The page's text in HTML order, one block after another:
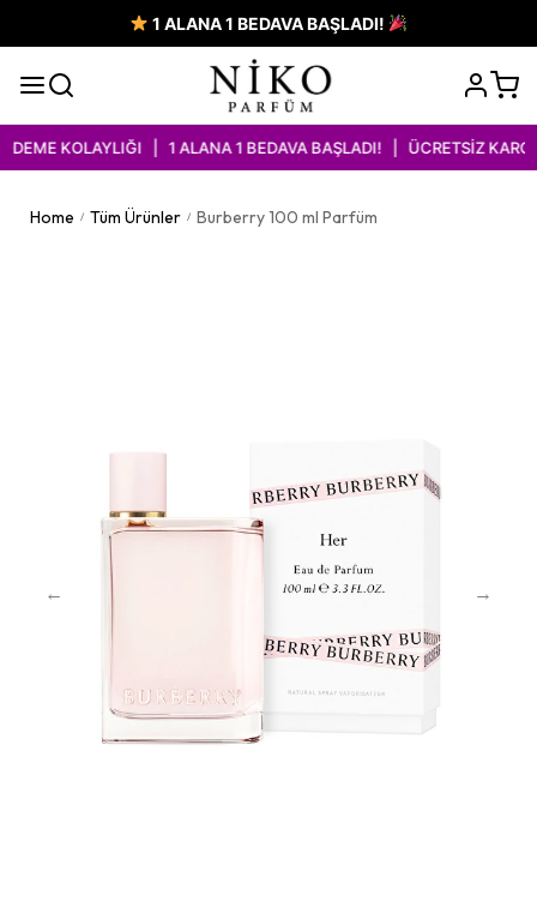
1 ALANA 1 BEDAVA BAŞLADI!
KOLAYLIĞI | 1 ALANA 1 BEDAVA BAŞLADI! | ÜCRETSİZ KARGO
Home / Tüm Ürünler / Burberry 100 ml Parfüm